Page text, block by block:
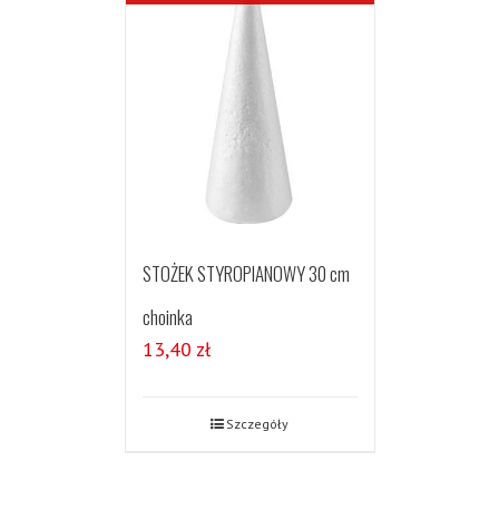
STOŻEK STYROPIANOWY 30 cm
choinka
13,40 zł
Szczegóły